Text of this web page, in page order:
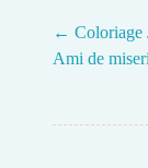
← Coloriage
Ami de